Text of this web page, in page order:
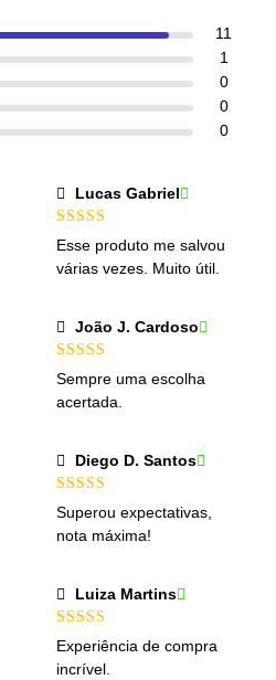
11
1
0
0
0
Lucas Gabriel
Avaliação5
de 5
Esse produto me salvou
várias vezes. Muito útil.
João J. Cardoso
Avaliação5
de 5
Sempre uma escolha
acertada.
Diego D. Santos
Avaliação5
de 5
Superou expectativas,
nota máxima!
Luiza Martins
Avaliação5
de 5
Experiência de compra
incrível.